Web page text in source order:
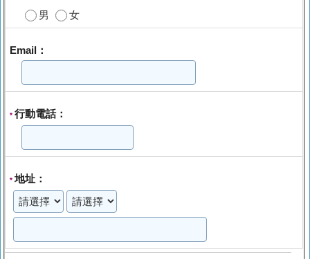
男
女
Email：
* 行動電話：
*地址：